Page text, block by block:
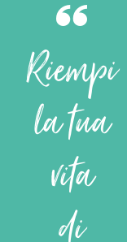
Riempi
la tua
vita